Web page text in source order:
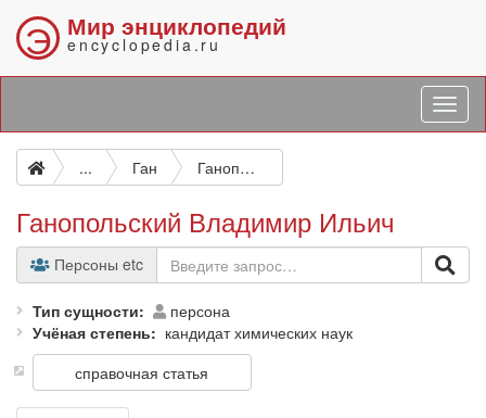
Э Мир энциклопедий
encyclopedia.ru
... Ган Ганопольский Владимир Ильич
Ганопольский Владимир Ильич
Персоны etc
Тип сущности
персона
Учёная степень
кандидат химических наук
справочная статья